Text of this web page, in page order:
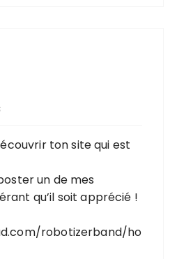
ton site qui est
un de mes
qu’il soit apprécié !
robotizerband/ho